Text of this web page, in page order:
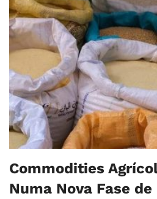
Commodities
Numa Nova Fase de